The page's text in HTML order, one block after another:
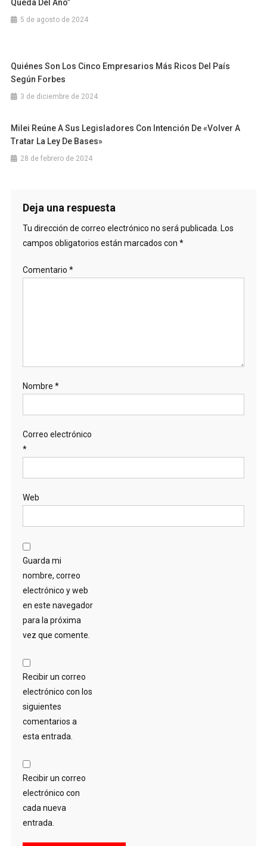
Queda Del Año”
5 de agosto de 2024
Quiénes Son Los Cinco Empresarios Más Ricos Del País
Según Forbes
3 de diciembre de 2024
Milei Reúne A Sus Legisladores Con Intención De «volver A
Tratar La Ley De Bases»
28 de febrero de 2024
Deja una respuesta
Tu dirección de correo electrónico no será publicada. Los
campos obligatorios están marcados con *
Comentario *
Nombre *
Correo electrónico
*
Web
Guarda mi
nombre, correo
electrónico y web
en este navegador
para la próxima
vez que comente.
Recibir un correo
electrónico con los
siguientes
comentarios a
esta entrada.
Recibir un correo
electrónico con
cada nueva
entrada.